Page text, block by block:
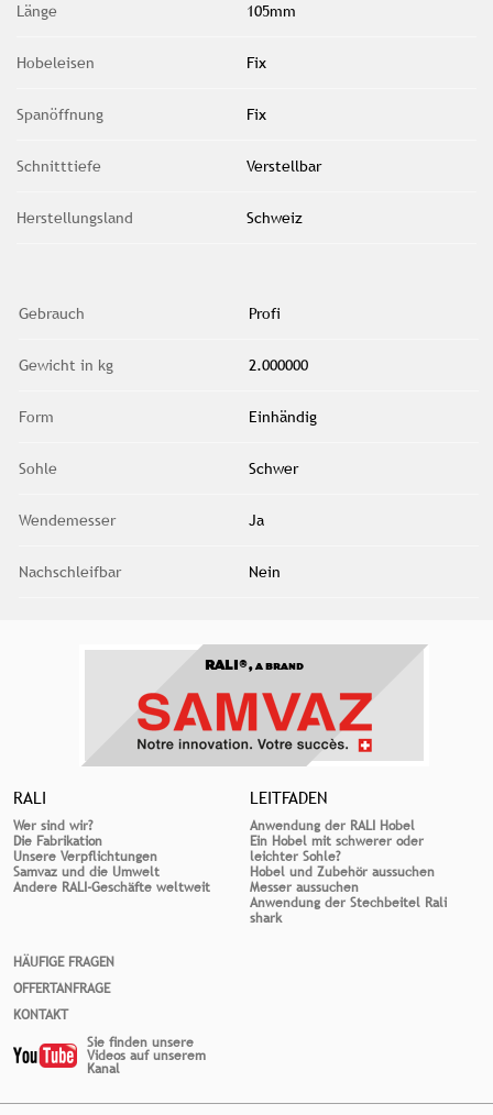
Länge 105mm
Hobeleisen Fix
Spanöffnung Fix
Schnitttiefe Verstellbar
Herstellungsland Schweiz
Gebrauch Profi
Gewicht in kg 2.000000
Form Einhändig
Sohle Schwer
Wendemesser Ja
Nachschleifbar Nein
RALI®, A BRAND
RALI
Wer sind wir?
Die Fabrikation
Unsere Verpflichtungen
Samvaz und die Umwelt
Andere RALI-Geschäfte weltweit
LEITFADEN
Anwendung der RALI Hobel
Ein Hobel mit schwerer oder
leichter Sohle?
Hobel und Zubehör aussuchen
Messer aussuchen
Anwendung der Stechbeitel Rali
shark
HÄUFIGE FRAGEN
OFFERTANFRAGE
KONTAKT
Sie finden unsere
Videos auf unserem
Kanal